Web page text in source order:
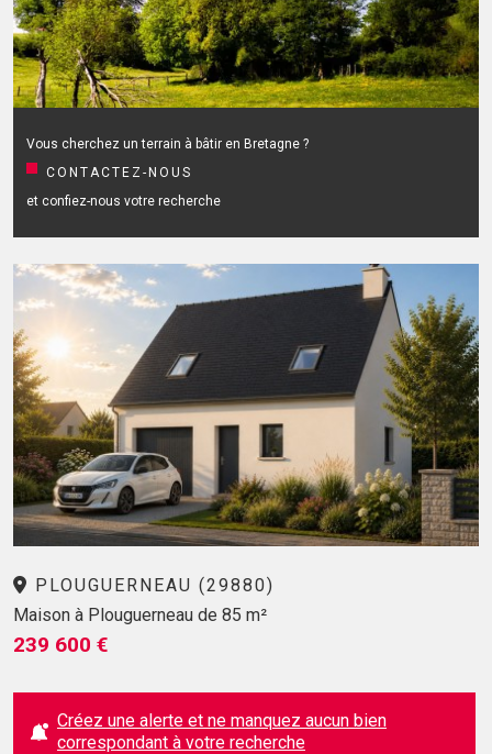
Vous cherchez un terrain à bâtir en Bretagne ?
CONTACTEZ-NOUS
et confiez-nous votre recherche
PLOUGUERNEAU (29880)
Maison à Plouguerneau de 85 m²
239 600 €
Créez une alerte et ne manquez aucun bien
correspondant à votre recherche